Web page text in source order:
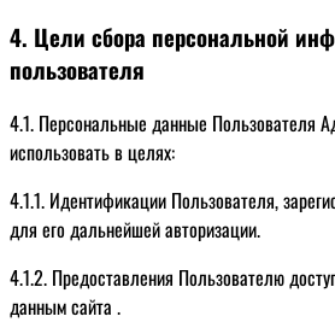
4. Цели сбора персональной
пользователя
4.1. Персональные данные Пользователя
использовать в целях:
4.1.1. Идентификации Пользователя,
для его дальнейшей авторизации.
4.1.2. Предоставления Пользователю
данным сайта .